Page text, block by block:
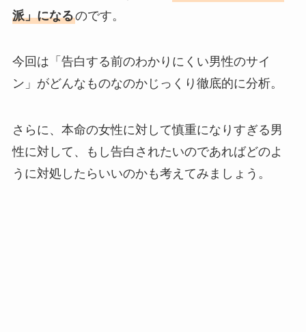
派」になるのです。
今回は「告白する前のわかりにくい男性のサイ
ン」がどんなものなのかじっくり徹底的に分析。
さらに、本命の女性に対して慎重になりすぎる男
性に対して、もし告白されたいのであればどのよ
うに対処したらいいのかも考えてみましょう。